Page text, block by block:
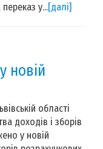
у...[далі]
новій
області
доходів і зборів
у новій